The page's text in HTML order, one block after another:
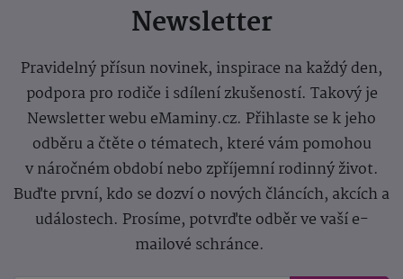
Newsletter
Pravidelný přísun novinek, inspirace na každý den,
podpora pro rodiče i sdílení zkušeností. Takový je
Newsletter webu eMaminy.cz. Přihlaste se k jeho
odběru a čtěte o tématech, které vám pomohou
v náročném období nebo zpříjemní rodinný život.
Buďte první, kdo se dozví o nových článcích, akcích a
událostech. Prosíme, potvrďte odběr ve vaší e-
mailové schránce.